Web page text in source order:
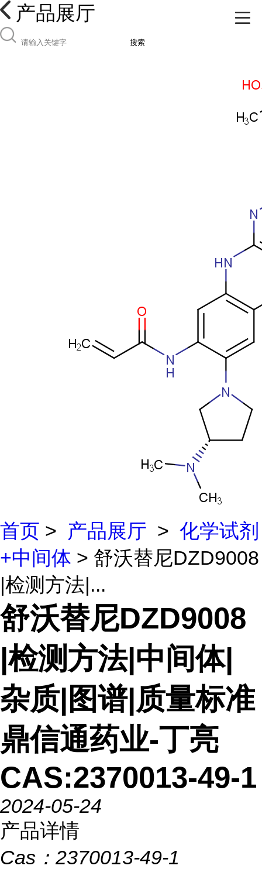
产品展厅
搜索
首页 > 产品展厅 > 化学试剂
+中间体 > 舒沃替尼DZD9008
|检测方法|...
舒沃替尼DZD9008
|检测方法|中间体|
杂质|图谱|质量标准
鼎信通药业-丁亮
CAS:2370013-49-1
2024-05-24
产品详情
Cas： 2370013-49-1